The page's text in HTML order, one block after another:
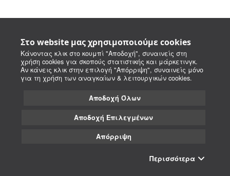
Στο website μας χρησιμοποιούμε cookies
Κάνοντας κλικ στο κουμπί "Αποδοχή", συναινείς στη
χρήση cookies για σκοπούς στατιστικής και μάρκετινγκ.
Αν κάνεις κλικ στην επιλογή "Απόρριψη", συναινείς μόνο
για τη χρήση των αναγκαίων & λειτουργικών cookies.
Αποδοχή Όλων
Αποδοχή Επιλεγμένων
Απόρριψη
Περισσότερα